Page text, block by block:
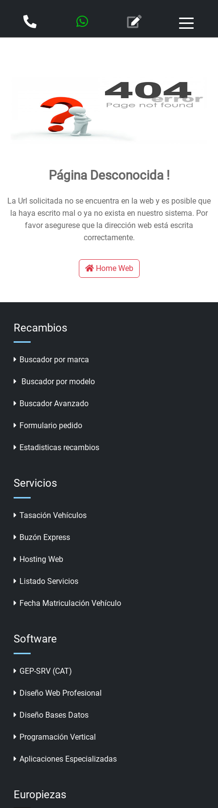
Página Desconocida !
La Url solicitada no se encuentra en la web y es posible que
la haya escrito mal o ya no exista en nuestro sistema. Por
favor asegurese que la dirección web está escrita
correctamente.
Home Web
Recambios
Buscador por marca
Buscador por modelo
Buscador Avanzado
Formulario pedido
Estadisticas recambios
Servicios
Tasación Vehículos
Buzón Express
Hosting Web
Listado Servicios
Fecha Matriculación Vehículo
Software
GEP-SRV (CAT)
Diseño Web Profesional
Diseño Bases Datos
Programación Vertical
Aplicaciones Especializadas
Europiezas